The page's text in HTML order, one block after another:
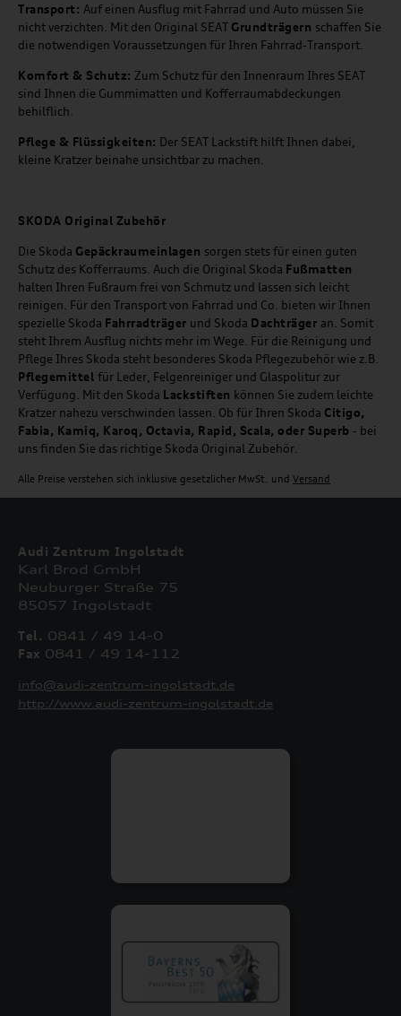
Transport: Auf einen Ausflug mit Fahrrad und Auto müssen Sie
nicht verzichten. Mit den Original SEAT Grundträgern schaffen Sie
die notwendigen Voraussetzungen für Ihren Fahrrad-Transport.
Komfort & Schutz: Zum Schutz für den Innenraum Ihres SEAT
sind Ihnen die Gummimatten und Kofferraumabdeckungen
behilflich.
Pflege & Flüssigkeiten: Der SEAT Lackstift hilft Ihnen dabei,
kleine Kratzer beinahe unsichtbar zu machen.
SKODA Original Zubehör
Die Skoda Gepäckraumeinlagen sorgen stets für einen guten
Schutz des Kofferraums. Auch die Original Skoda Fußmatten
halten Ihren Fußraum frei von Schmutz und lassen sich leicht
reinigen. Für den Transport von Fahrrad und Co. bieten wir Ihnen
spezielle Skoda Fahrradträger und Skoda Dachträger an. Somit
steht Ihrem Ausflug nichts mehr im Wege. Für die Reinigung und
Pflege Ihres Skoda steht besonderes Skoda Pflegezubehör wie z.B.
Pflegemittel für Leder, Felgenreiniger und Glaspolitur zur
Verfügung. Mit den Skoda Lackstiften können Sie zudem leichte
Kratzer nahezu verschwinden lassen. Ob für Ihren Skoda Citigo,
Fabia, Kamiq, Karoq, Octavia, Rapid, Scala, oder Superb - bei
uns finden Sie das richtige Skoda Original Zubehör.
Alle Preise verstehen sich inklusive gesetzlicher MwSt. und Versand
Audi Zentrum Ingolstadt
Karl Brod GmbH
Neuburger Straße 75
85057 Ingolstadt
Tel. 0841 / 49 14-0
Fax 0841 / 49 14-112
info@audi-zentrum-ingolstadt.de
http://www.audi-zentrum-ingolstadt.de